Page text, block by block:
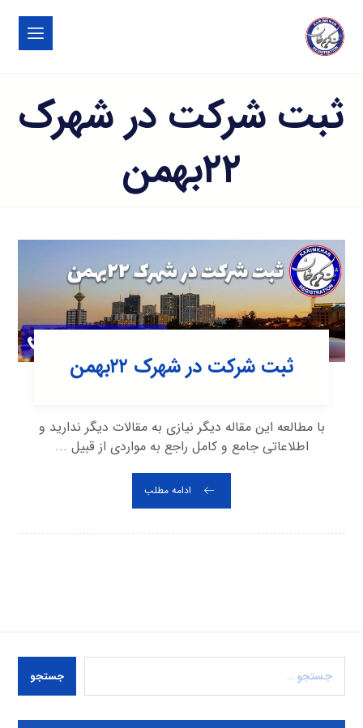
ثبت شرکت در شهرک
۲۲بهمن
ثبت شرکت در شهرک ۲۲بهمن
با مطالعه این مقاله دیگر نیازی به مقالات دیگر ندارید و
اطلاعاتی جامع و کامل راجع به مواردی از قبیل ...
ادامه مطلب
جستجو